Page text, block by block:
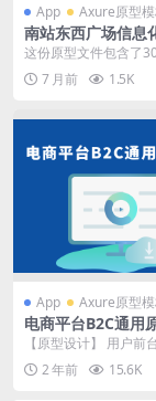
App Axure原型模
南站东西广场信息
APP原型设计
这份原型文件包含了
盖了产品的各个功能模
括首页、加载、登录...
7 月前 1.5K
App Axure原型模
电商平台B2C通用
源文件【商城App
【原型设计】 用户前
的视觉设计需要考虑
素，需考虑电商的目...
2 年前 15.6K